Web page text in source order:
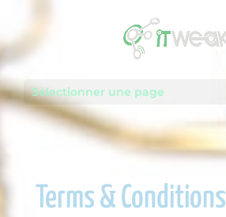
Sélectionner une page
Terms & Conditions